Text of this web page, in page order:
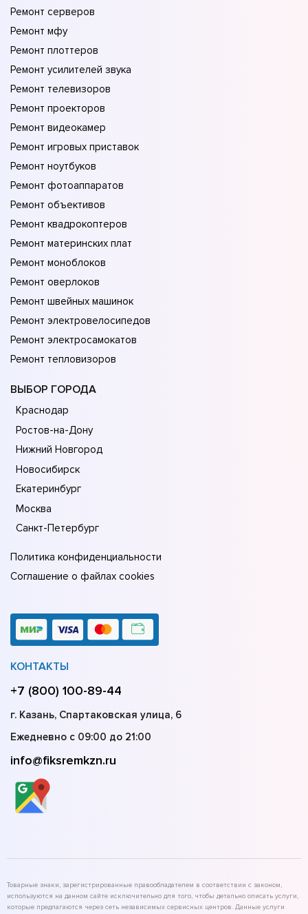
Ремонт серверов
Ремонт мфу
Ремонт плоттеров
Ремонт усилителей звука
Ремонт телевизоров
Ремонт проекторов
Ремонт видеокамер
Ремонт игровых приставок
Ремонт ноутбуков
Ремонт фотоаппаратов
Ремонт объективов
Ремонт квадрокоптеров
Ремонт материнских плат
Ремонт моноблоков
Ремонт оверлоков
Ремонт швейных машинок
Ремонт электровелосипедов
Ремонт электросамокатов
Ремонт тепловизоров
ВЫБОР ГОРОДА
Краснодар
Ростов-на-Дону
Нижний Новгород
Новосибирск
Екатеринбург
Москва
Санкт-Петербург
Политика конфиденциальности
Соглашение о файлах cookies
КОНТАКТЫ
+7 (800) 100-89-44
г. Казань, Спартаковская улица, 6
Ежедневно с 09:00 до 21:00
info@fiksremkzn.ru
Товарные знаки, зарегистрированные правообладателем в соответствии с законом,
используются на данном сайте исключительно для того, чтобы детально описать услуги,
которые предлагаются через сеть независимых сервисных центров. Данные услуги